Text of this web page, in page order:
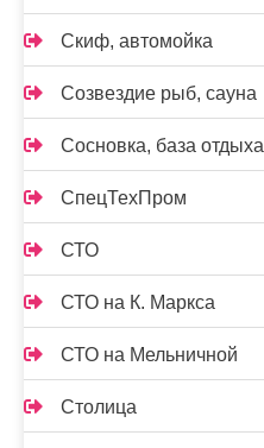
Скиф, автомойка
Созвездие рыб, сауна
Сосновка, база отдыха
СпецТехПром
СТО
СТО на К. Маркса
СТО на Мельничной
Столица